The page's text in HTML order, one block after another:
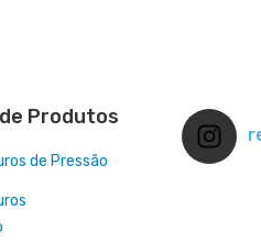
Produtos
de Pressão